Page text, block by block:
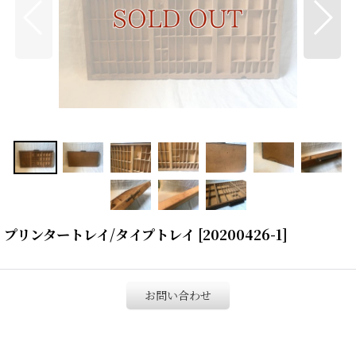
プリンタートレイ/タイプトレイ [20200426-1]
お問い合わせ